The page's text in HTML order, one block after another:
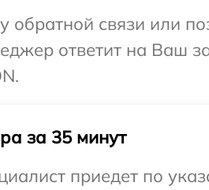
обратной связи или
ответит на Ваш
за 35 минут
приедет по